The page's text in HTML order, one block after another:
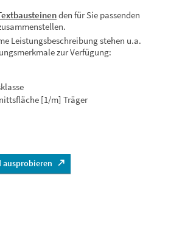
den für Sie passenden
Leistungsbeschreibung stehen u.a.
zur Verfügung:
[1/m] Träger
ausprobieren